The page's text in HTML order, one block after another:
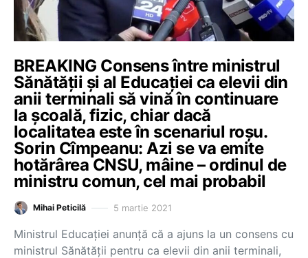
BREAKING Consens între ministrul
Sănătății și al Educației ca elevii din
anii terminali să vină în continuare
la școală, fizic, chiar dacă
localitatea este în scenariul roșu.
Sorin Cîmpeanu: Azi se va emite
hotărârea CNSU, mâine – ordinul de
ministru comun, cel mai probabil
Mihai Peticilă 5 martie 2021
Ministrul Educației anunță că a ajuns la un consens cu
ministrul Sănătății pentru ca elevii din anii terminali,